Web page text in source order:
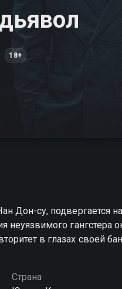
18+
Дон-су, подвергается
гангстера
в глазах своей
Страна